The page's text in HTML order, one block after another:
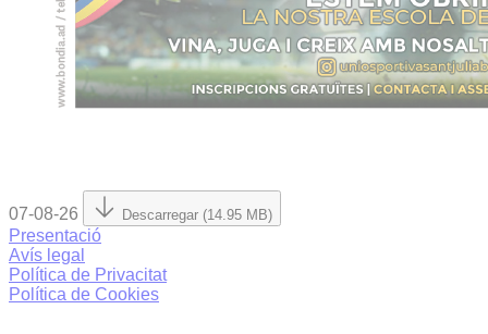
07-08-26 Descarregar (14.95 MB)
Presentació
Avís legal
Política de Privacitat
Política de Cookies